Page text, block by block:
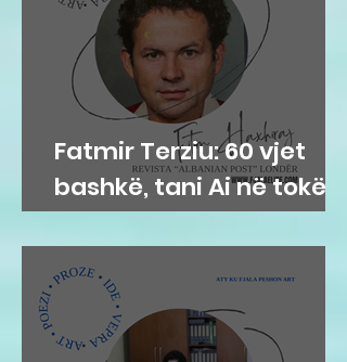
Fatmir Terziu: 60 vjet
bashkë, tani Ai në tokë,
Ajo në Parajsë